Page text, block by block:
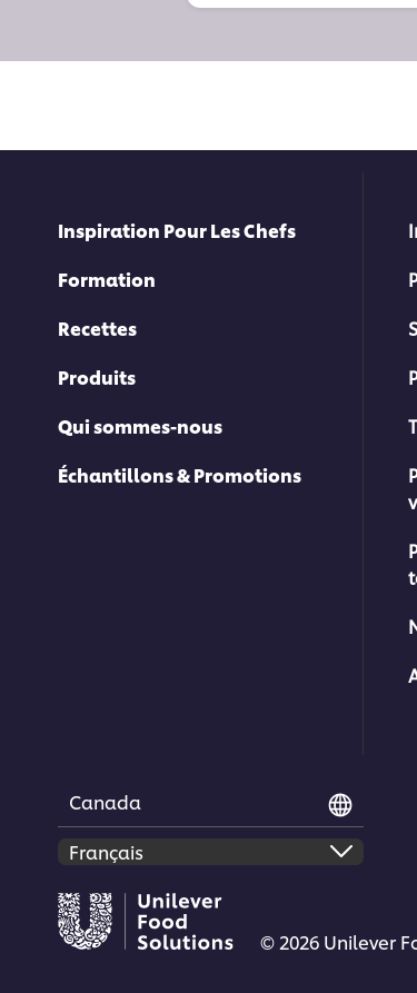
Inspiration Pour Les Chefs
Formation
Recettes
Produits
Qui sommes-nous
Échantillons & Promotions
Canada
© 2026 Unilever